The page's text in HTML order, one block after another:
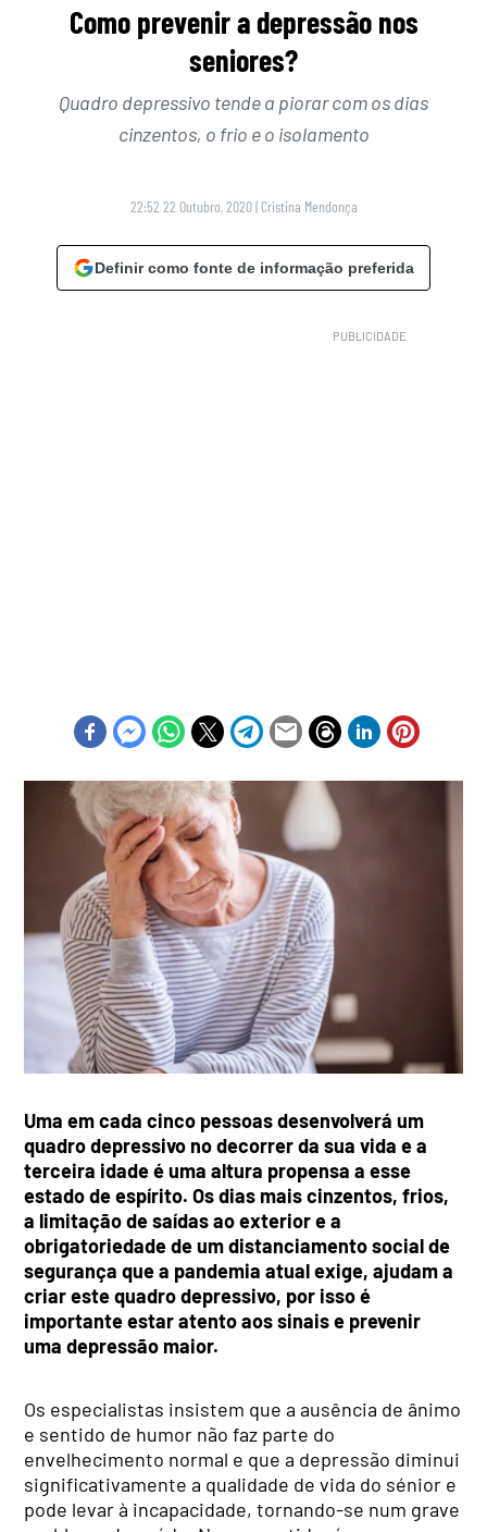
Como prevenir a depressão nos
seniores?
Quadro depressivo tende a piorar com os dias
cinzentos, o frio e o isolamento
22:52 22 Outubro, 2020 | Cristina Mendonça
Definir como fonte de informação preferida
Uma em cada cinco pessoas desenvolverá um
quadro depressivo no decorrer da sua vida e a
terceira idade é uma altura propensa a esse
estado de espírito. Os dias mais cinzentos, frios,
a limitação de saídas ao exterior e a
obrigatoriedade de um distanciamento social de
segurança que a pandemia atual exige, ajudam a
criar este quadro depressivo, por isso é
importante estar atento aos sinais e prevenir
uma depressão maior.
Os especialistas insistem que a ausência de ânimo
e sentido de humor não faz parte do
envelhecimento normal e que a depressão diminui
significativamente a qualidade de vida do sénior e
pode levar à incapacidade, tornando-se num grave